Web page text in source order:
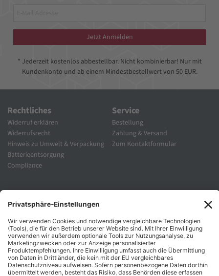
Jetzt Anmelden
* Jederzeit kostenlos abbestellbar. Nicht kombinierbar! Nur mit
Kundenkonto und ab einem Mindestbestellwert von 50 EUR.
Rechtliches
Widerruf erklären
Widerrufsrecht
Hinweis zu Umwelt & Verpackung
Batterieentsorgung
Compliance
Service
Bestellung
Zahlung & Versand
Zum Kontaktformular
Unternehmen
Zahlungsarten